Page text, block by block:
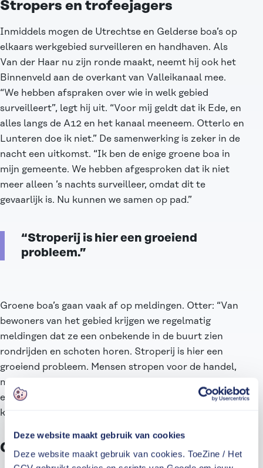
Deze website maakt gebruik van cookies
Deze website maakt gebruik van cookies. ToeZine / Het
Stropers en trofeejagers
Inmiddels mogen de Utrechtse en Gelderse boa’s op
elkaars werkgebied surveilleren en handhaven. Als
Van der Haar nu zijn ronde maakt, neemt hij ook het
Binnenveld aan de overkant van Valleikanaal mee.
“We hebben afspraken over wie in welk gebied
surveilleert”, legt hij uit. “Voor mij geldt dat ik Ede, en
alles langs de A12 en het kanaal meeneem. Otterlo en
Lunteren doe ik niet.” De samenwerking is zeker in de
nacht een uitkomst. “Ik ben de enige groene boa in
mijn gemeente. We hebben afgesproken dat ik niet
meer alleen ’s nachts surveilleer, omdat dit te
gevaarlijk is. Nu kunnen we samen op pad.”
“Stroperij is hier een groeiend
probleem.”
Groene boa’s gaan vaak af op meldingen. Otter: “Van
bewoners van het gebied krijgen we regelmatig
meldingen dat ze een onbekende in de buurt zien
rondrijden en schoten horen. Stroperij is hier een
groeiend probleem. Mensen stropen voor de handel,
maar er zijn ook trofeejagers actief. Zij schieten met
een luchtbuks een dier dood, puur voor de foto. Het
karkas laten ze liggen.”
Groene politie